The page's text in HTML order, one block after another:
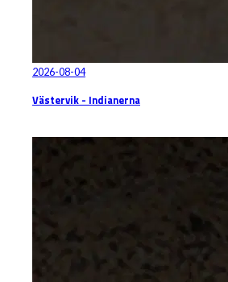
2026-08-04
Västervik - Indianerna